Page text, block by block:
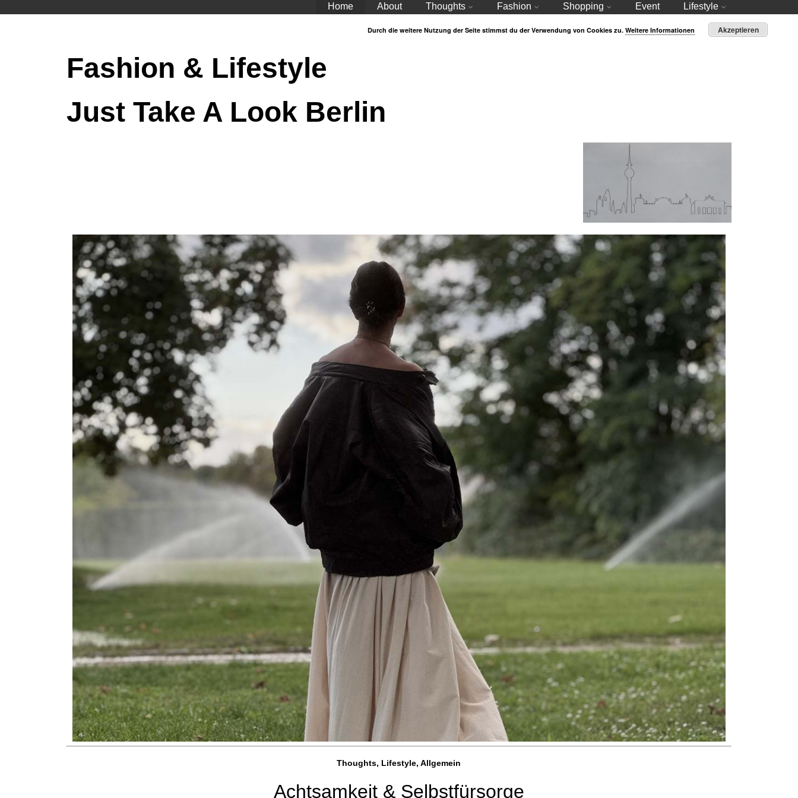
Home About Thoughts Fashion Shopping Event Lifestyle
Fashion & Lifestyle
Just Take A Look Berlin
Thoughts, Lifestyle, Allgemein
Achtsamkeit & Selbstfürsorge
Durch die weitere Nutzung der Seite stimmst du der Verwendung von Cookies zu. Weitere Informationen Akzeptieren